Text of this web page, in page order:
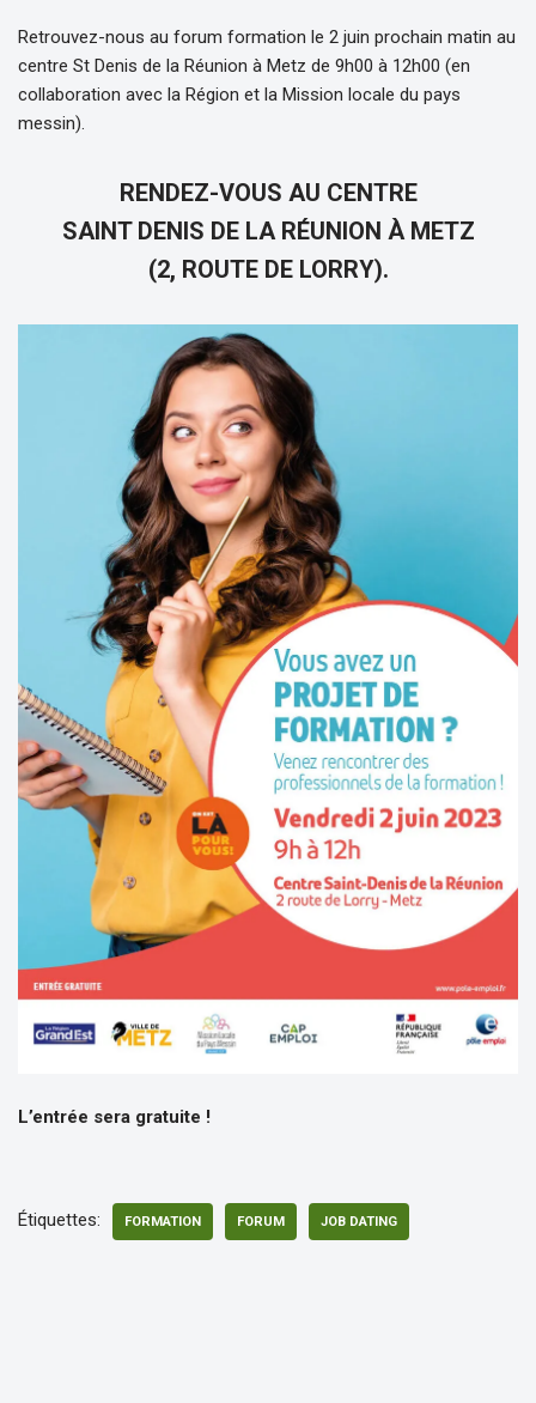
Retrouvez-nous au forum formation le 2 juin prochain matin au
centre St Denis de la Réunion à Metz de 9h00 à 12h00 (en
collaboration avec la Région et la Mission locale du pays
messin).
RENDEZ-VOUS AU CENTRE
SAINT DENIS DE LA RÉUNION À METZ
(2, ROUTE DE LORRY).
L’entrée sera gratuite !
Étiquettes: FORMATION FORUM JOB DATING